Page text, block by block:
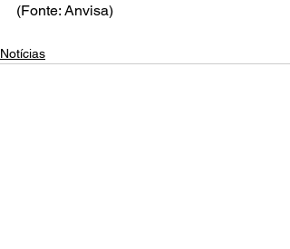
(Fonte: Anvisa)
Notícias